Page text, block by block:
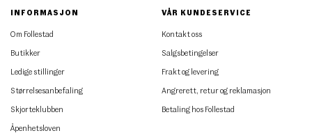
INFORMASJON
Om Follestad
Butikker
Ledige stillinger
Størrelsesanbefaling
Skjorteklubben
Åpenhetsloven
VÅR KUNDESERVICE
Kontakt oss
Salgsbetingelser
Frakt og levering
Angrerett, retur og reklamasjon
Betaling hos Follestad